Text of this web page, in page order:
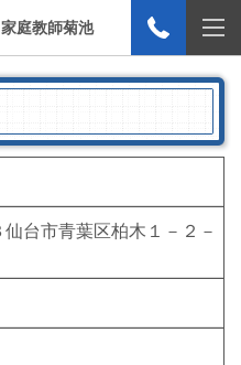
庭教師菊池
台市青葉区柏木１－２－